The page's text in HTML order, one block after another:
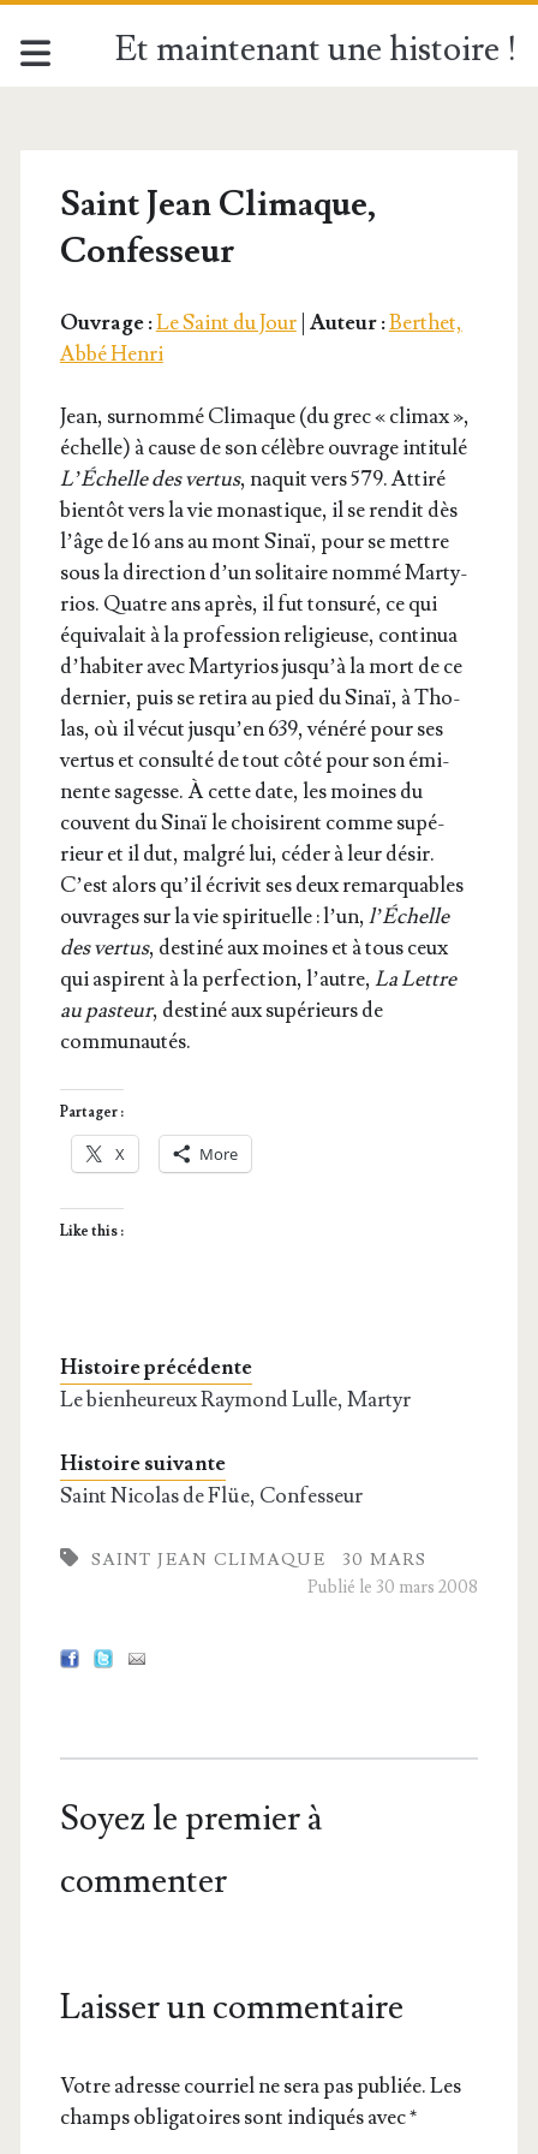
Et maintenant une histoire !
Saint Jean Climaque,
Confesseur
Ouvrage :Le Saint du Jour| Auteur :Berthet,
Abbé Henri
Jean, sur­nom­mé Cli­maque (du grec « cli­max »,
échelle) à cause de son célèbre ouvrage inti­tu­lé
L’É­chelle des ver­tus, naquit vers 579. Atti­ré
bien­tôt vers la vie monas­tique, il se ren­dit dès
l’âge de 16 ans au mont Sinaï, pour se mettre
sous la direc­tion d’un soli­taire nom­mé Mar­ty­
rios. Quatre ans après, il fut ton­su­ré, ce qui
équi­va­lait à la pro­fes­sion reli­gieuse, conti­nua
d’ha­bi­ter avec Mar­ty­rios jus­qu’à la mort de ce
der­nier, puis se reti­ra au pied du Sinaï, à Tho­
las, où il vécut jus­qu’en 639, véné­ré pour ses
ver­tus et consul­té de tout côté pour son émi­
nente sagesse. À cette date, les moines du
couvent du Sinaï le choi­sirent comme supé­
rieur et il dut, mal­gré lui, céder à leur désir.
C’est alors qu’il écri­vit ses deux remar­quables
ouvrages sur la vie spi­ri­tuelle : l’un,l’É­chelle
des ver­tus, des­ti­né aux moines et à tous ceux
qui aspirent à la per­fec­tion, l’autre,La Lettre
au pas­teur, des­ti­né aux supé­rieurs de
communautés.
Partager :
X More
Like this :
Histoire précédente
Le bienheureux Raymond Lulle, Martyr
Histoire suivante
Saint Nicolas de Flüe, Confesseur
SAINT JEAN CLIMAQUE
30 MARS
Publié le 30 mars 2008
Soyez le premier à
commenter
Laisser un commentaire
Votre adresse courriel ne sera pas publiée.Les
champs obligatoires sont indiqués avec*